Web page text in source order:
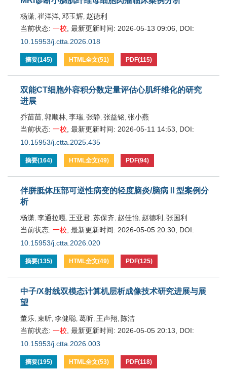
杨潇, 崔洋洋, 邓玉辉, 赵德利
当前状态: 一校 最新更新时间: 2026-05-13 09:06
DOI:
10.15953/j.ctta.2026.018
摘要(145) HTML全文(51) PDF(115)
双能CT细胞外容积分数定量评估心肌纤维化的研究
进展
乔苗苗, 郭顺林, 李瑞, 张静, 张益铭, 张小燕
当前状态: 一校 最新更新时间: 2026-05-11 14:53
DOI:
10.15953/j.ctta.2025.435
摘要(164) HTML全文(49) PDF(94)
伴胼胝体压部可逆性病变的轻度脑炎/脑病Ⅱ型案例分
析
杨潇, 李通拉嘎, 王亚君, 苏保齐, 赵佳怡, 赵德利 , 张国利
当前状态: 一校 最新更新时间: 2026-05-05 20:30 DOI:
10.15953/j.ctta.2026.020
摘要(135) HTML全文(49) PDF(125)
中子/X射线双模态计算机层析成像技术研究进展与展
望
董乐, 束昕, 李健聪, 葛昕, 王声翔, 陈洁
当前状态: 一校 最新更新时间: 2026-05-05 20:13
DOI:
10.15953/j.ctta.2026.003
摘要(195) HTML全文(53) PDF(118)